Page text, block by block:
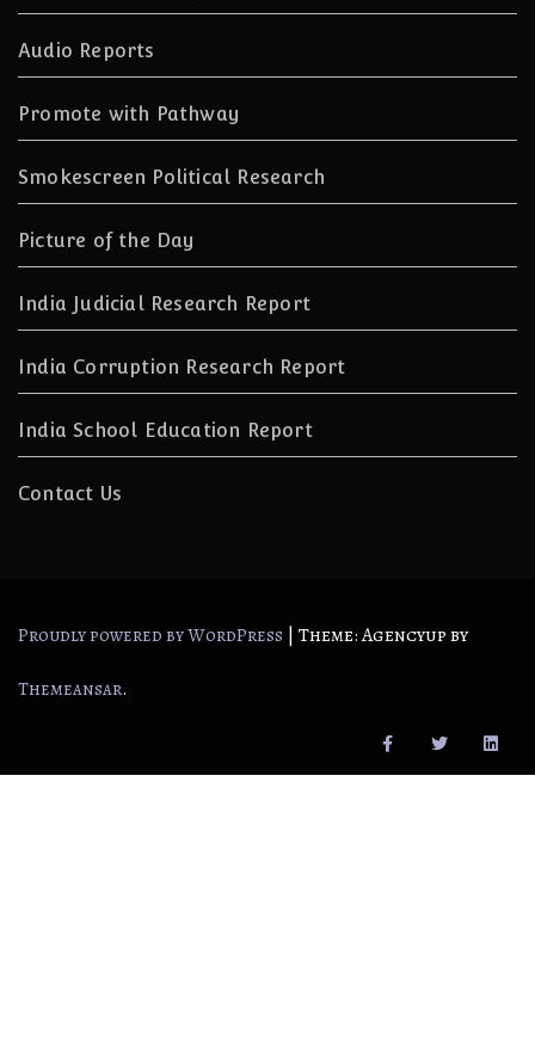
Audio Reports
Promote with Pathway
Smokescreen Political Research
Picture of the Day
India Judicial Research Report
India Corruption Research Report
India School Education Report
Contact Us
Proudly powered by WordPress | Theme: Agencyup by
Themeansar.